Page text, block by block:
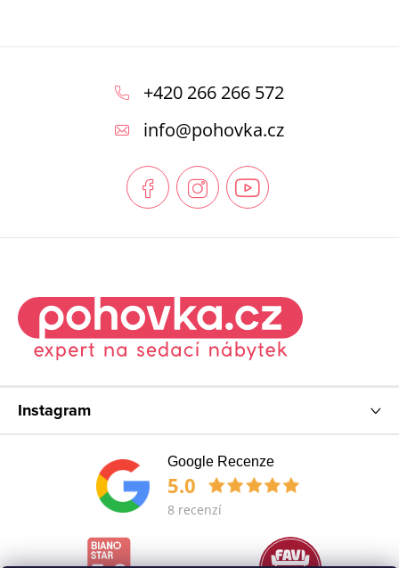
+420 266 266 572
info@pohovka.cz
Instagram
Google Recenze
5.0
8 recenzí